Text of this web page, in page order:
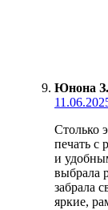
Юнона З.
Столько
печать с
и
выбрала
забрала
яркие,